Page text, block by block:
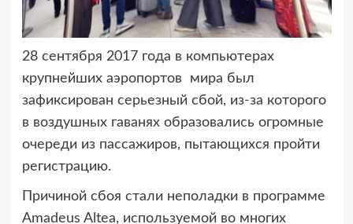
28 сентября 2017 года в компьютерах
крупнейших аэропортов мира был
зафиксирован серьезный сбой, из-за которого
в воздушных гаванях образовались огромные
очереди из пассажиров, пытающихся пройти
регистрацию.
Причиной сбоя стали неполадки в программе
Amadeus Altea, используемой во многих